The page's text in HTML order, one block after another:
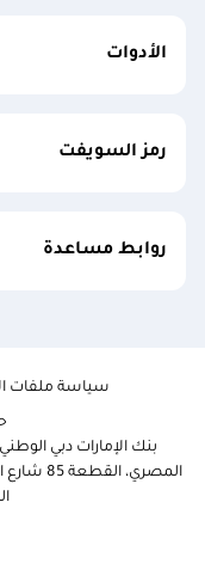
الأدوات
رمز السويفت
روابط مساعدة
سياسة ملفات
بنك الإمارات دبي